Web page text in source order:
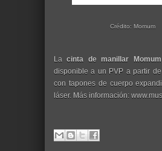
Crédito: Momum
Lacinta de manillar
disponible a un PVP a partir
con tapones de cuerpo
láser. Más información: